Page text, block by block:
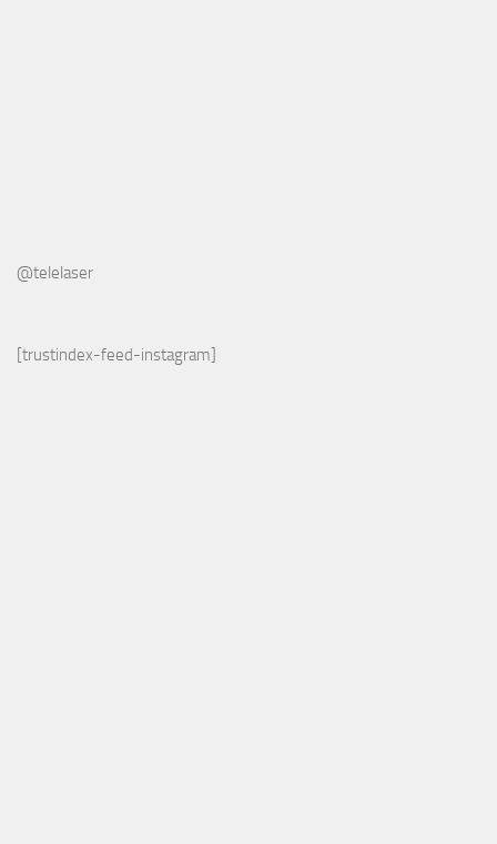
@telelaser
[trustindex-feed-instagram]